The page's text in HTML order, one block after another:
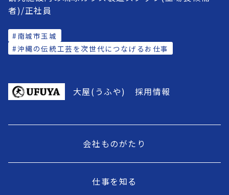
者)/正社員
#南城市玉城
#沖縄の伝統工芸を次世代につなげるお仕事
大屋(うふや) 採用情報
会社ものがたり
仕事を知る